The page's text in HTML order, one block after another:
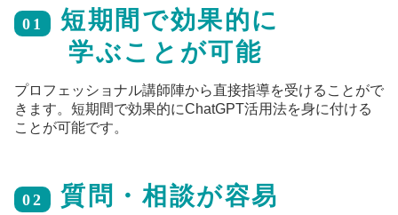
01
短期間で効果的に
学ぶことが可能
プロフェッショナル講師陣から直接指導を受けることがで
きます。短期間で効果的にChatGPT活用法を身に付ける
ことが可能です。
02 質問・相談が容易